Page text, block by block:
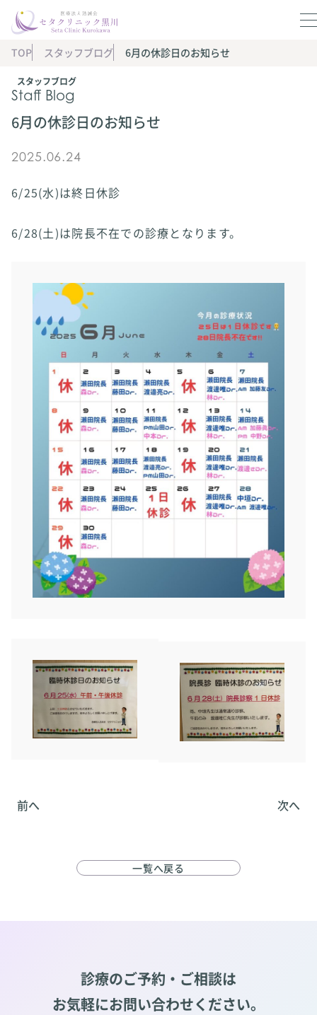
スタッフブログ
Staff Blog
TOP スタッフブログ 6月の休診日のお知らせ
6月の休診日のお知らせ
2025.06.24
6/25(水)は終日休診
6/28(土)は院長不在での診療となります。
前へ 次へ
一覧へ戻る
診療のご予約・ご相談は
お気軽にお問い合わせください。